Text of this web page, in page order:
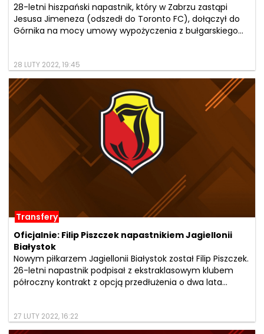
28-letni hiszpański napastnik, który w Zabrzu zastąpi
Jesusa Jimeneza (odszedł do Toronto FC), dołączył do
Górnika na mocy umowy wypożyczenia z bułgarskiego...
28 LUTY 2022, 19:45
Transfery
Oficjalnie: Filip Piszczek napastnikiem Jagiellonii
Białystok
Nowym piłkarzem Jagiellonii Białystok został Filip Piszczek.
26-letni napastnik podpisał z ekstraklasowym klubem
półroczny kontrakt z opcją przedłużenia o dwa lata...
27 LUTY 2022, 16:22